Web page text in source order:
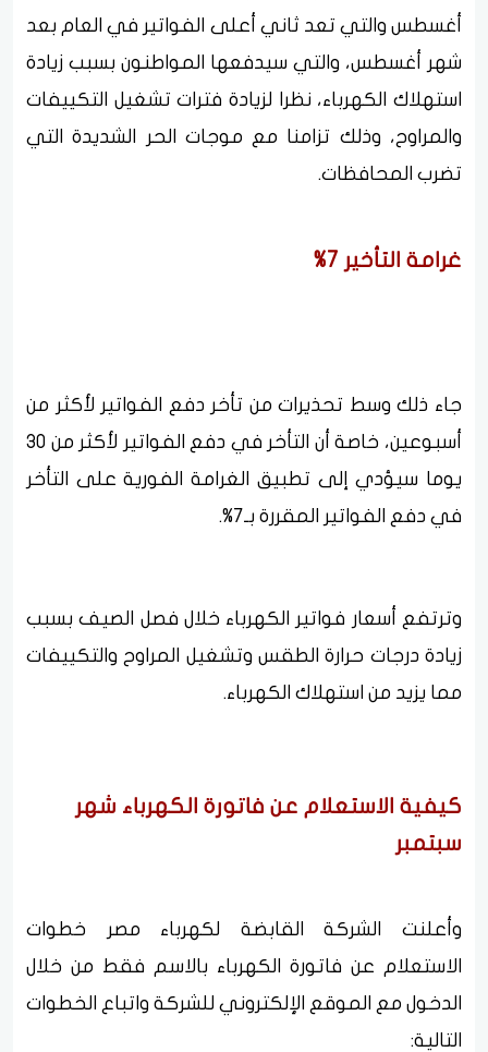
أغسطس والتي تعد ثاني أعلى الفواتير في العام بعد
شهر أغسطس، والتي سيدفعها المواطنون بسبب زيادة
استهلاك الكهرباء، نظرا لزيادة فترات تشغيل التكييفات
والمراوح، وذلك تزامنا مع موجات الحر الشديدة التي
تضرب المحافظات.
غرامة التأخير 7%
جاء ذلك وسط تحذيرات من تأخر دفع الفواتير لأكثر من
أسبوعين، خاصة أن التأخر في دفع الفواتير لأكثر من 30
يوما سيؤدي إلى تطبيق الغرامة الفورية على التأخر
في دفع الفواتير المقررة بـ7%.
وترتفع أسعار فواتير الكهرباء خلال فصل الصيف بسبب
زيادة درجات حرارة الطقس وتشغيل المراوح والتكييفات
مما يزيد من استهلاك الكهرباء.
كيفية الاستعلام عن فاتورة الكهرباء شهر
سبتمبر
وأعلنت الشركة القابضة لكهرباء مصر خطوات
الاستعلام عن فاتورة الكهرباء بالاسم فقط من خلال
الدخول مع الموقع الإلكتروني للشركة واتباع الخطوات
التالية: